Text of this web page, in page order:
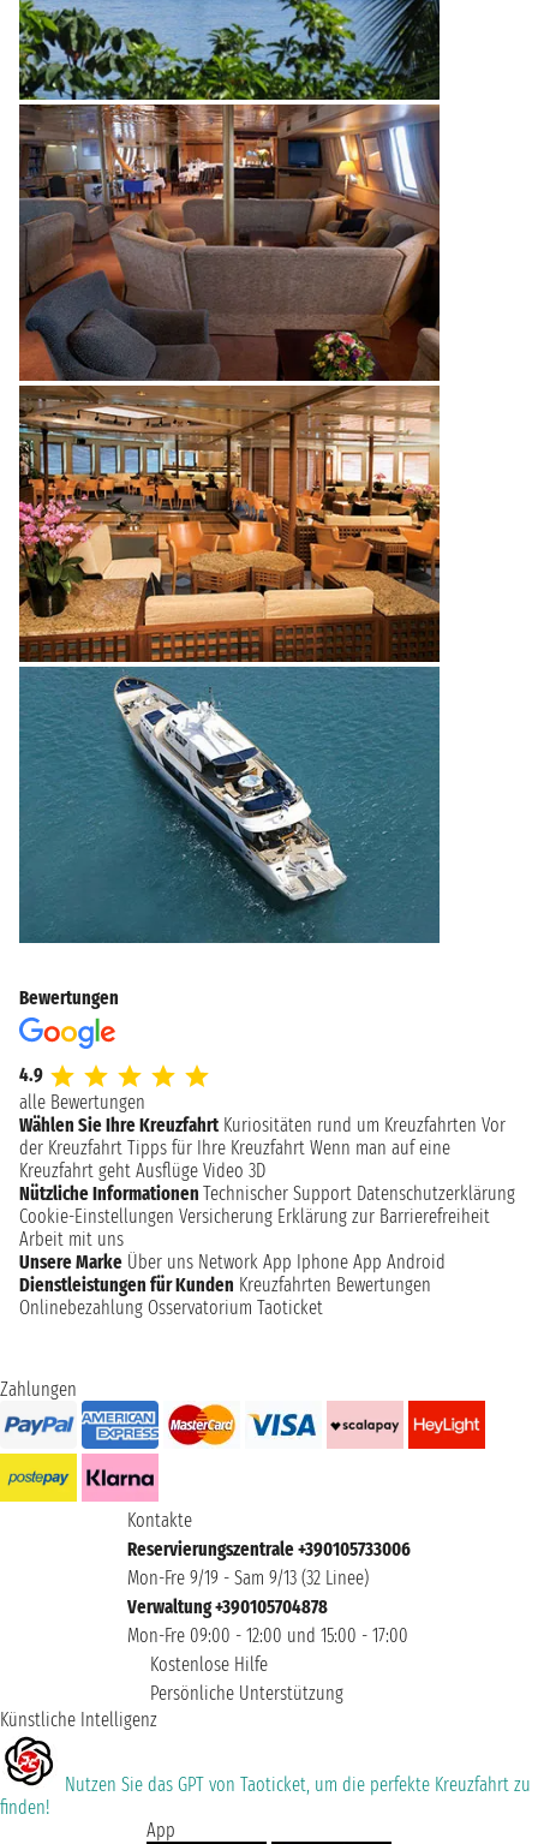
Bewertungen
4.9
alle Bewertungen
Wählen Sie Ihre Kreuzfahrt Kuriositäten rund um Kreuzfahrten Vor
der Kreuzfahrt Tipps für Ihre Kreuzfahrt Wenn man auf eine
Kreuzfahrt geht Ausflüge Video 3D
Nützliche Informationen Technischer Support Datenschutzerklärung
Cookie-Einstellungen Versicherung Erklärung zur Barrierefreiheit
Arbeit mit uns
Unsere Marke Über uns Network App Iphone App Android
Dienstleistungen für Kunden Kreuzfahrten Bewertungen
Onlinebezahlung Osservatorium Taoticket
Zahlungen
Kontakte
Reservierungszentrale +390105733006
Mon-Fre 9/19 - Sam 9/13 (32 Linee)
Verwaltung +390105704878
Mon-Fre 09:00 - 12:00 und 15:00 - 17:00
Kostenlose Hilfe
Persönliche Unterstützung
Künstliche Intelligenz
Nutzen Sie das GPT von Taoticket, um die perfekte Kreuzfahrt zu
finden!
App